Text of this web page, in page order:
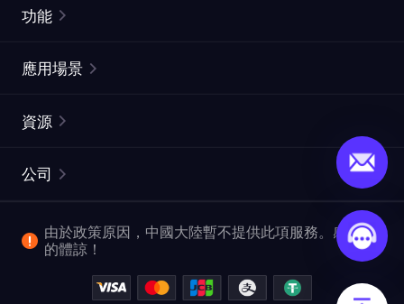
靜態住宅代理
網頁擷取 API
視頻下載 API
功能
ISP代理
ProxySite
應用場景
市場研究
爬行和索引
查看所有使用案例
資源
常見問題解答
位置
公司
企業服務
反洗錢合規計劃
由於政策原因，中國大陸暫不提供此項服務。感謝您
的體諒！